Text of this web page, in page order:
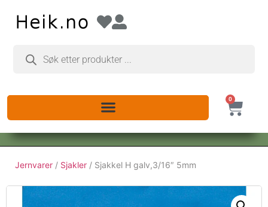
0
Jernvarer / Sjakler / Sjakkel H galv,3/16″ 5mm